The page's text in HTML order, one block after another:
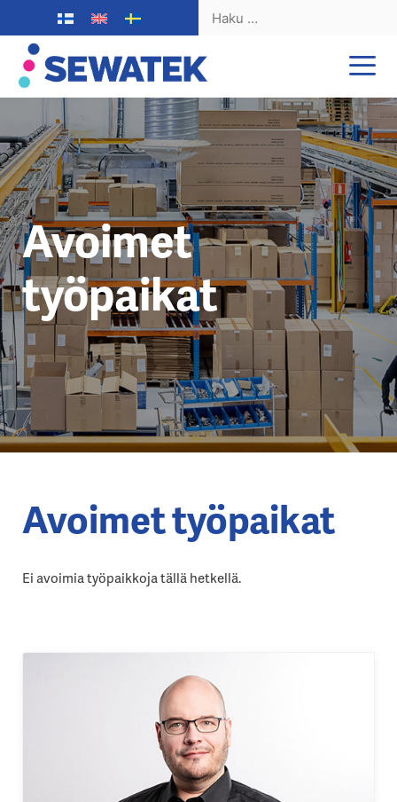
Haku:
Siirry
sisältöön
Avoimet
työpaikat
Avoimet työpaikat
Ei avoimia työpaikkoja tällä hetkellä.